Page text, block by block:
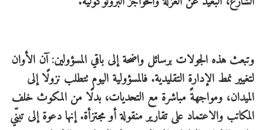
وتبعث هذه الجولات برسائل واضحة إلى باقي المسؤولين: آن الأوان
لتغيير نمط الإدارة التقليدية. فالمسؤولية اليوم تتطلب نزولًا إلى
الميدان، ومواجهةً مباشرة مع التحديات، بدلًا من المكوث خلف
المكاتب والاعتماد على تقارير منقولة أو مجتزأة. إنها دعوة إلى تبنّي